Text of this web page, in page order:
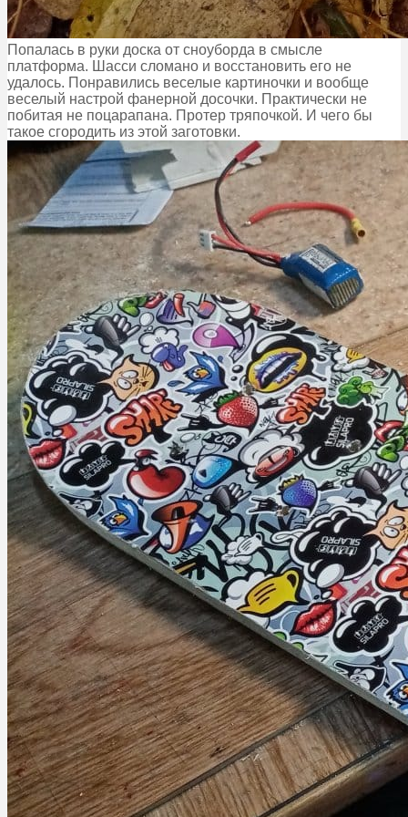
Попалась в руки доска от сноуборда в смысле
платформа. Шасси сломано и восстановить его не
удалось. Понравились веселые картиночки и вообще
веселый настрой фанерной досочки. Практически не
побитая не поцарапана. Протер тряпочкой. И чего бы
такое сгородить из этой заготовки.